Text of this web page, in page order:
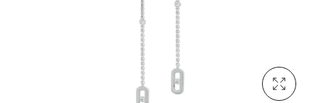
Neu bei Vogl: Cartier
Mehr erfahren: Ikonische Uhren von Cartier